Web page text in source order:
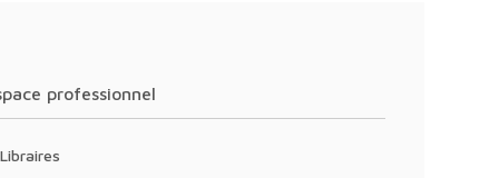
professionnel
Libraires